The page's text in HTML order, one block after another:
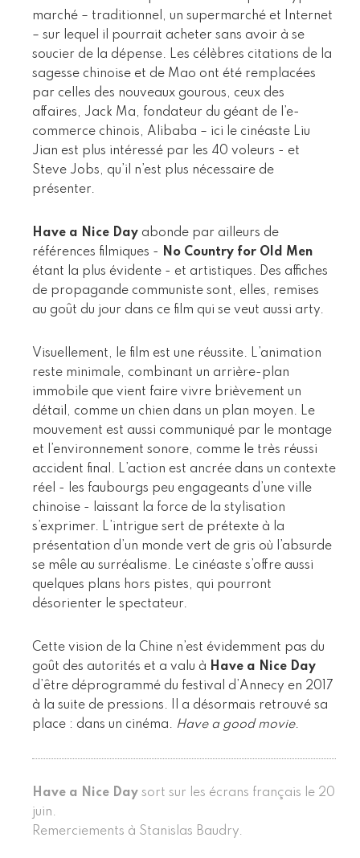
marché – traditionnel, un supermarché et Internet
– sur lequel il pourrait acheter sans avoir à se
soucier de la dépense. Les célèbres citations de la
sagesse chinoise et de Mao ont été remplacées
par celles des nouveaux gourous, ceux des
affaires, Jack Ma, fondateur du géant de l’e-
commerce chinois, Alibaba – ici le cinéaste Liu
Jian est plus intéressé par les 40 voleurs - et
Steve Jobs, qu’il n’est plus nécessaire de
présenter.
Have a Nice Day abonde par ailleurs de
références filmiques - No Country for Old Men
étant la plus évidente - et artistiques. Des affiches
de propagande communiste sont, elles, remises
au goût du jour dans ce film qui se veut aussi arty.
Visuellement, le film est une réussite. L’animation
reste minimale, combinant un arrière-plan
immobile que vient faire vivre brièvement un
détail, comme un chien dans un plan moyen. Le
mouvement est aussi communiqué par le montage
et l’environnement sonore, comme le très réussi
accident final. L’action est ancrée dans un contexte
réel - les faubourgs peu engageants d’une ville
chinoise - laissant la force de la stylisation
s’exprimer. L’intrigue sert de prétexte à la
présentation d’un monde vert de gris où l’absurde
se mêle au surréalisme. Le cinéaste s’offre aussi
quelques plans hors pistes, qui pourront
désorienter le spectateur.
Cette vision de la Chine n’est évidemment pas du
goût des autorités et a valu à Have a Nice Day
d’être déprogrammé du festival d’Annecy en 2017
à la suite de pressions. Il a désormais retrouvé sa
place : dans un cinéma. Have a good movie.
Have a Nice Day sort sur les écrans français le 20
juin.
Remerciements à Stanislas Baudry.